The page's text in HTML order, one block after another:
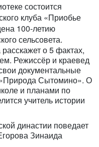
состоится
клуба «Приобье
100-летию
сельсовета.
о 5 фактах,
Режиссёр и краевед
документальные
Сытомино». О
и планами по
учитель истории
династии поведает
Зинаида